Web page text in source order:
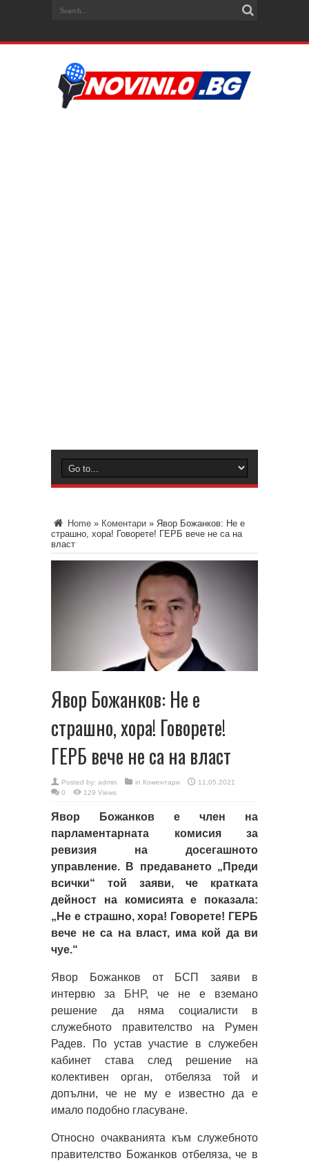
Home » Коментари » Явор Божанков: Не е
страшно, хора! Говорете! ГЕРБ вече не са на
власт
Явор Божанков: Не е
страшно, хора! Говорете!
ГЕРБ вече не са на власт
Posted by: admin in Коментари
11.05.2021
0
129 Views
Явор Божанков е член на
парламентарната комисия за
ревизия на досегашното
управление. В предаването „Преди
всички“ той заяви, че кратката
дейност на комисията е показала:
„Не е страшно, хора! Говорете! ГЕРБ
вече не са на власт, има кой да ви
чуе.“
Явор Божанков от БСП заяви в
интервю за
БНР, че не е вземано
решение да няма социалисти в
служебното правителство на Румен
Радев. По устав участие в служебен
кабинет става след решение на
колективен орган, отбеляза той и
допълни, че не му е известно да е
имало подобно гласуване.
Относно очакванията към служебното
правителство Божанков отбеляза, че в